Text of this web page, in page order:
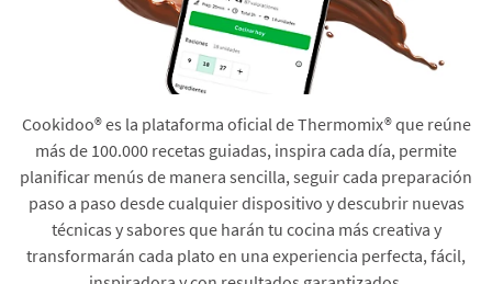
Cookidoo® es la plataforma oficial de Thermomix® que reúne
más de 100.000 recetas guiadas, inspira cada día, permite
planificar menús de manera sencilla, seguir cada preparación
paso a paso desde cualquier dispositivo y descubrir nuevas
técnicas y sabores que harán tu cocina más creativa y
transformarán cada plato en una experiencia perfecta, fácil,